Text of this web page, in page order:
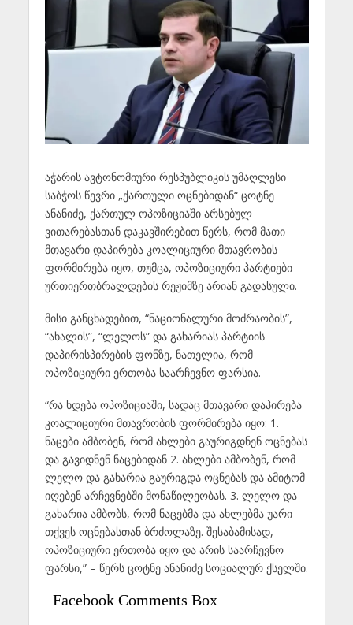
აჭარის ავტონომიური რესპუბლიკის უმაღლესი
საბჭოს წევრი „ქართული ოცნებიდან“ ცოტნე
ანანიძე, ქართულ ოპოზიციაში არსებულ
ვითარებასთან დაკავშირებით წერს, რომ მათი
მთავარი დაპირება კოალიციური მთავრობის
ფორმირება იყო, თუმცა, ოპოზიციური პარტიები
ურთიერთბრალდების რეჟიმზე არიან გადასული.
მისი განცხადებით, “ნაციონალური მოძრაობის”,
“ახალის”, “ლელოს” და გახარიას პარტიის
დაპირისპირების ფონზე, ნათელია, რომ
ოპოზიციური ერთობა საარჩევნო ფარსია.
“რა ხდება ოპოზიციაში, სადაც მთავარი დაპირება
კოალიციური მთავრობის ფორმირება იყო: 1.
ნაცები ამბობენ, რომ ახლები გაურიგდნენ ოცნებას
და გავიდნენ ნაცებიდან 2. ახლები ამბობენ, რომ
ლელო და გახარია გაურიგდა ოცნებას და ამიტომ
იღებენ არჩევნებში მონაწილეობას. 3. ლელო და
გახარია ამბობს, რომ ნაცებმა და ახლებმა უარი
თქვეს ოცნებასთან ბრძოლაზე. შესაბამისად,
ოპოზიციური ერთობა იყო და არის საარჩევნო
ფარსი,” – წერს ცოტნე ანანიძე სოციალურ ქსელში.
Facebook Comments Box